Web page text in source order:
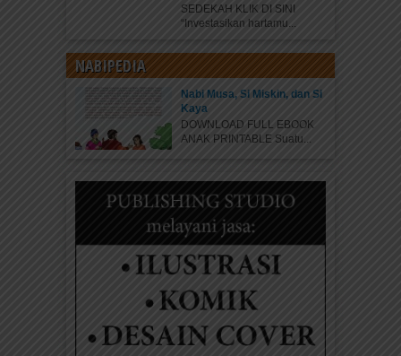
SEDEKAH KLIK DI SINI
“Investasikan hartamu...
NABIPEDIA
Nabi Musa, Si Miskin, dan Si
Kaya
DOWNLOAD FULL EBOOK
ANAK PRINTABLE Suatu...